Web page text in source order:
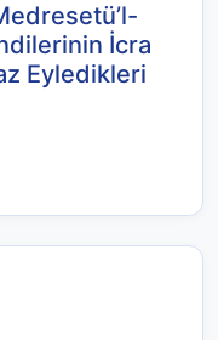
İcra
Eyledikleri